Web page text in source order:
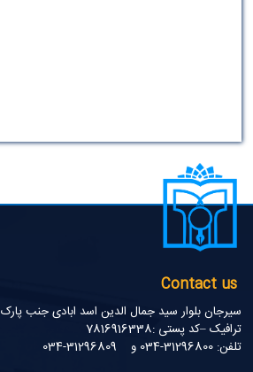
Contact us
سیرجان بلوار سید جمال الدین اسد ابادی جنب پارک
ترافیک –کد پستی :7816916338
تلفن: 31296800-034 و 31296809-034